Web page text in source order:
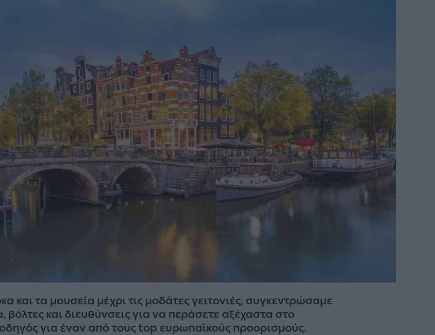
και τα μουσεία μέχρι τις μοδάτες γειτονιές, συγκεντρώσαμε
βόλτες και διευθύνσεις για να περάσετε αξέχαστα στο
για έναν από τους top ευρωπαϊκούς προορισμούς.